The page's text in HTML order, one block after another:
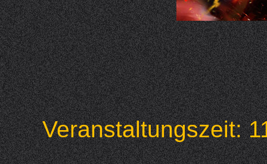
Veranstaltungszeit: